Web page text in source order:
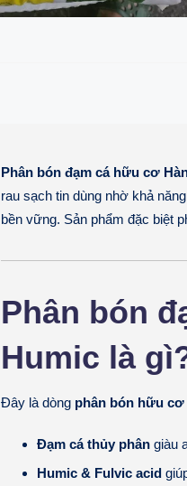
Phân bón đạm cá hữu cơ
rau sạch tin dùng nhờ khả
bền vững. Sản phẩm đặc biệt
Phân bón
Humic là
Đây là dòng phân bón hữu cơ
Đạm cá thủy phân giàu
Humic & Fulvic acid